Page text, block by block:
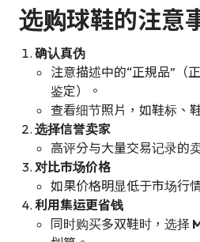
选购球鞋的注意
确认真伪
注意描述中的“正規品”（
鉴定）。
查看细节照片，如鞋标、
选择信誉卖家
高评分与大量交易记录的
对比市场价格
如果价格明显低于市场行
利用集运更省钱
同时购买多双鞋时，选择